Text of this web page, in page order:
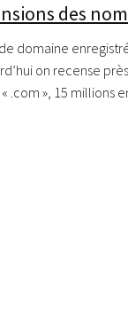
des
domaine
on recense
.com », 15 millions